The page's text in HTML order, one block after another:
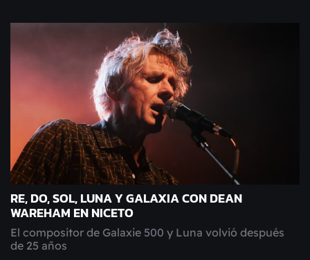
RE, DO, SOL, LUNA Y GALAXIA CON DEAN
WAREHAM EN NICETO
El compositor de Galaxie 500 y Luna volvió después
de 25 años